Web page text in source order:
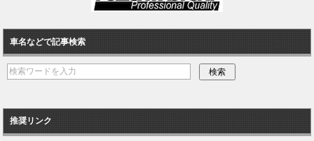
車名などで記事検索
推奨リンク